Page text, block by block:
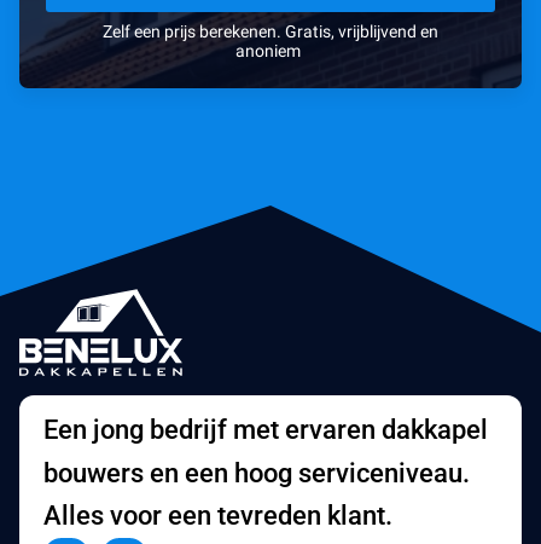
Zelf een prijs berekenen. Gratis, vrijblijvend en
anoniem
Een jong bedrijf met ervaren dakkapel
bouwers en een hoog serviceniveau.
Alles voor een tevreden klant.